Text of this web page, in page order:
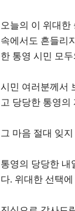
오늘의 이 위대한
속에서도 흔들리
한 통영 시민 모
시민 여러분께서
고 당당한 통영의
그 마음 절대 잊
통영의 당당한 내
다. 위대한 선택